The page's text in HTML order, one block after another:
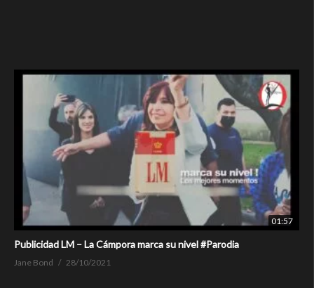
01:57
Publicidad LM – La Cámpora marca su nivel #Parodia
Jane Bond 28/10/2021